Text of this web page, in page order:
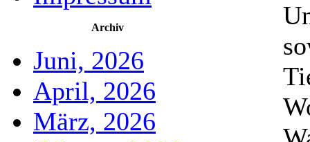
Archiv
Juni, 2026
April, 2026
März, 2026